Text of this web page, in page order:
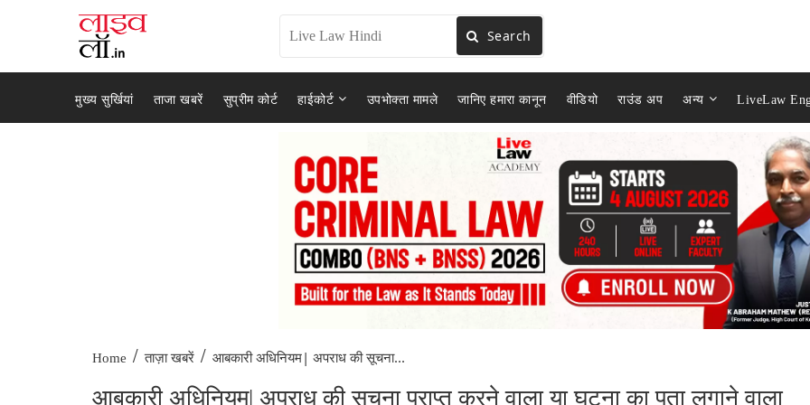
Search
मुख्य सुर्खियां ताजा खबरें सुप्रीम कोर्ट हाईकोर्ट उपभोक्ता मामले जानिए हमारा कानून वीडियो राउंड अप अन्य LiveLaw
Home / ताज़ा खबरें / आबकारी अधिनियम| अपराध की सूचना...
आबकारी अधिनियम| अपराध की सूचना प्राप्त करने वाला या घटना का पता लगाने वाला